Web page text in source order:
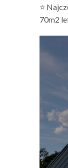
⭐
70m2